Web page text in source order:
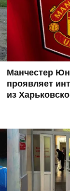
Манчестер
проявляет
из